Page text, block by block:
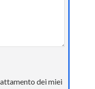
dei miei